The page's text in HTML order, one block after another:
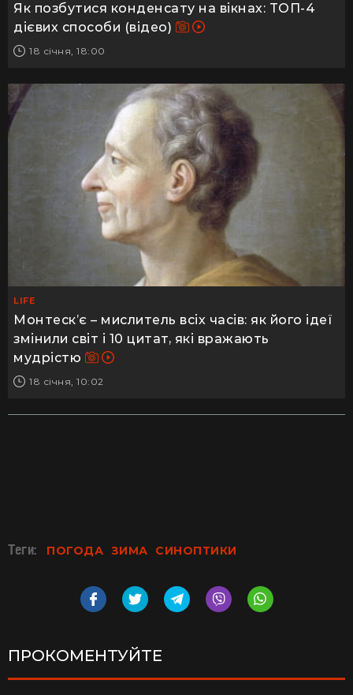
Як позбутися конденсату на вікнах: ТОП-4
дієвих способи (відео)
18 січня, 18:00
LIFE
Монтеск’є – мислитель всіх часів: як його ідеї
змінили світ і 10 цитат, які вражають
мудрістю
18 січня, 10:02
Теги: ПОГОДА ЗИМА СИНОПТИКИ
ПРОКОМЕНТУЙТЕ